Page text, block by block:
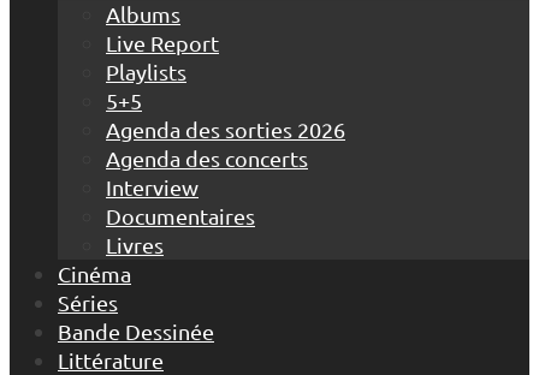
Albums
Live Report
Playlists
5+5
Agenda des sorties 2026
Agenda des concerts
Interview
Documentaires
Livres
Cinéma
Séries
Bande Dessinée
Littérature